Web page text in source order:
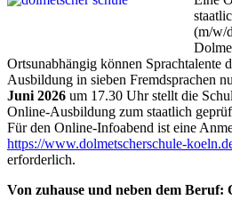
(m/w/
Ortsunabhängig können Sprachtalente
Ausbildung in sieben Fremdsprachen
Juni 2026 um 17.30 Uhr stellt die
Online-Ausbildung zum staatlich
Für den Online-Infoabend ist eine
https://www.dolmetscherschule-
erforderlich.
Von zuhause und neben dem Beruf: